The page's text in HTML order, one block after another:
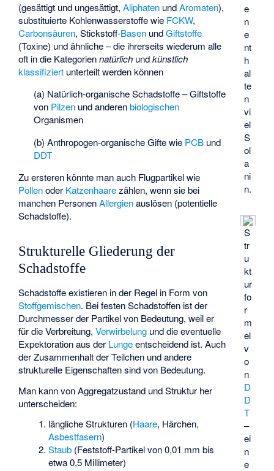
e
n
e
nt
h
al
te
n
vi
el
S
ol
a
ni
n.
S
tr
u
kt
ur
fo
r
m
el
v
o
n
D
D
T
–
ei
n
e
(gesättigt und ungesättigt,Aliphaten undAromaten),
substituierte Kohlenwasserstoffe wie FCKW,
Carbonsäuren, Stickstoff-Basen undGiftstoffe
(Toxine) und ähnliche – die ihrerseits wiederum alle
oft in die Kategoriennatürlich undkünstlich
klassifiziert unterteilt werden können
(a) Natürlich-organische Schadstoffe – Giftstoffe
von Pilzenund anderenbiologischen
Organismen
(b) Anthropogen-organische Gifte wie PCBund
DDT
Zu ersteren könnte man auch Flugpartikel wie
Pollenoder Katzenhaarezählen, wenn sie bei
manchen PersonenAllergienauslösen (potentielle
Schadstoffe).
Strukturelle Gliederung der
Schadstoffe
Schadstoffe existieren in der Regel in Form von
Stoffgemischen. Bei festen Schadstoffen ist der
Durchmesser der Partikel von Bedeutung, weil er
für die Verbreitung,Verwirbelung und die eventuelle
Expektorationaus der Lungeentscheidend ist. Auch
der Zusammenhalt der Teilchen und andere
strukturelle Eigenschaften sind von Bedeutung.
Man kann von Aggregatzustand und Struktur her
unterscheiden:
längliche Strukturen (Haare, Härchen,
Asbestfasern)
Staub (Feststoff-Partikel von 0,01 mm bis
etwa 0,5 Millimeter)